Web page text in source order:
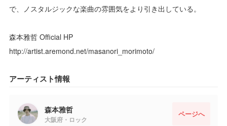
で、ノスタルジックな楽曲の雰囲気をより引き出している。
森本雅哲 Official HP
http://artist.aremond.net/masanori_morimoto/
アーティスト情報
森本雅哲
大阪府・ロック
ページへ